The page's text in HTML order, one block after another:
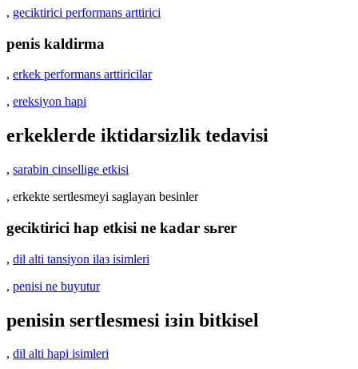
, geciktirici performans arttirici
penis kaldirma
, erkek performans arttiricilar
, ereksiyon hapi
erkeklerde iktidarsizlik tedavisi
, sarabin cinsellige etkisi
, erkekte sertlesmeyi saglayan besinler
geciktirici hap etkisi ne kadar sьrer
, dil alti tansiyon ilaз isimleri
, penisi ne buyutur
penisin sertlesmesi iзin bitkisel
, dil alti hapi isimleri